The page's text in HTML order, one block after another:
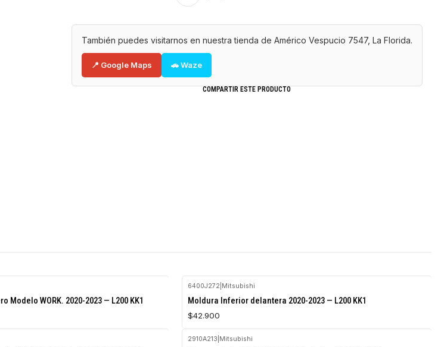
También puedes visitarnos en nuestra tienda de Américo Vespucio 7547, La Florida.
📍 Google Maps 🚗 Waze
COMPARTIR ESTE PRODUCTO
Modelo WORK. 2020-2023 — L200 KK1
6400J272 Mitsubishi
Moldura Inferior delantera 2020-2023 — L200 KK1
$42.900
2910A213 Mitsubishi